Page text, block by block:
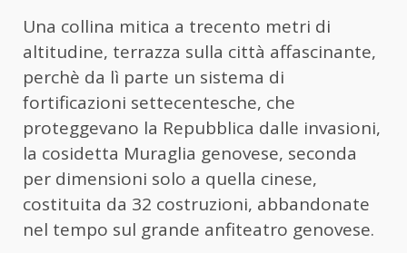
Una collina mitica a trecento metri di
altitudine, terrazza sulla città affascinante,
perchè da lì parte un sistema di
fortificazioni settecentesche, che
proteggevano la Repubblica dalle invasioni,
la cosidetta Muraglia genovese, seconda
per dimensioni solo a quella cinese,
costituita da 32 costruzioni, abbandonate
nel tempo sul grande anfiteatro genovese.